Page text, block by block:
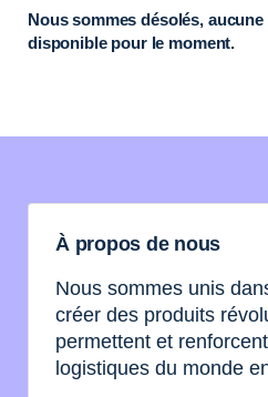
Nous sommes désolés, aucune
disponible pour le moment.
À propos de nous
Nous sommes unis
créer des produits
permettent et
logistiques du monde